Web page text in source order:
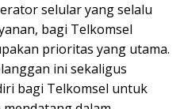
selular yang selalu
bagi Telkomsel
prioritas yang utama.
ini sekaligus
bagi Telkomsel untuk